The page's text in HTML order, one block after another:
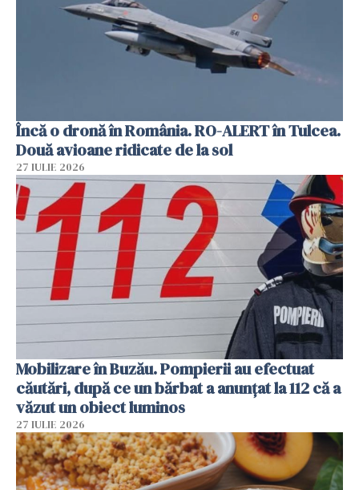
Încă o dronă în România. RO-ALERT în Tulcea.
Două avioane ridicate de la sol
27 IULIE 2026
Mobilizare în Buzău. Pompierii au efectuat
căutări, după ce un bărbat a anunțat la 112 că a
văzut un obiect luminos
27 IULIE 2026